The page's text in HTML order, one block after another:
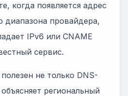
когда появляется адрес
диапазона провайдера,
IPv6 или CNAME
сервис.
не только DNS-
региональный